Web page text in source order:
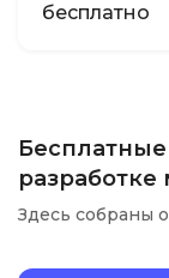
бесплатно
Здесь собраны